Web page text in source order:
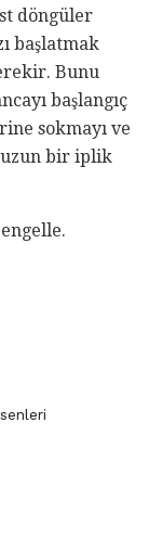
döngüler
başlatmak
Bunu
başlangıç
sokmayı ve
bir iplik